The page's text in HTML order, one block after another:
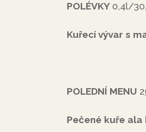
POLÉVKY 0,4l/
Kuřecí vývar s
POLEDNÍ MENU
Pečené kuře ala